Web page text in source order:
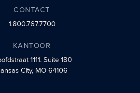
CONTACT
1.800.767.7700
KANTOOR
1111.Suite 180
City, MO 64106